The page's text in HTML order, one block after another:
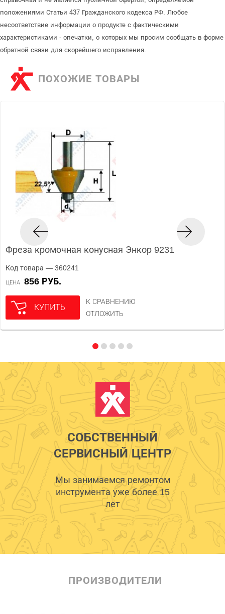
положениями Статьи 437 Гражданского кодекса РФ. Любое
несоответствие информации о продукте с фактическими
характеристиками - опечатки, о которых мы просим сообщать в форме
обратной связи для скорейшего исправления.
ПОХОЖИЕ ТОВАРЫ
Фреза кромочная конусная Энкор 9231
Код товара — 360241
ЦЕНА 856 РУБ.
КУПИТЬ
К СРАВНЕНИЮ
ОТЛОЖИТЬ
СОБСТВЕННЫЙ
СЕРВИСНЫЙ ЦЕНТР
Мы занимаемся ремонтом
инструмента уже более 15
лет
ПРОИЗВОДИТЕЛИ